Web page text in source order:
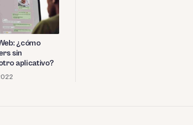
¿cómo
sin
aplicativo?